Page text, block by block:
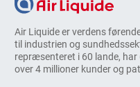
Air Liquide er verdens
til industrien og
repræsenteret i 60 lande,
over 4 millioner kunder og